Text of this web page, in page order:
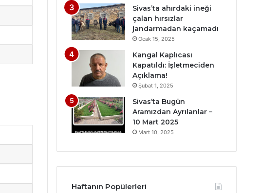
Sivas’ta ahırdaki ineği
çalan hırsızlar
jandarmadan kaçamadı
Ocak 15, 2025
Kangal Kaplıcası
Kapatıldı: İşletmeciden
Açıklama!
Şubat 1, 2025
Sivas’ta Bugün
Aramızdan Ayrılanlar –
10 Mart 2025
Mart 10, 2025
Haftanın Popülerleri